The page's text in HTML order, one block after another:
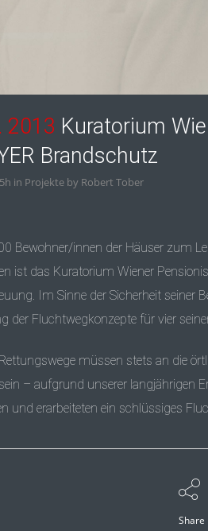
2013 Kuratorium
Brandschutz
in Projekte by Robert Tober
Bewohner/innen der Häuser zum
ist das Kuratorium Wiener
Im Sinne der Sicherheit seiner
der Fluchtwegkonzepte für vier
müssen stets an die
– aufgrund unserer langjährigen
und erarbeiteten ein schlüssiges
Share